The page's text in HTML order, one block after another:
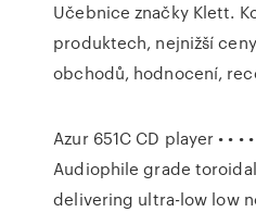
Učebnice značky Klett.
produktech, nejnižší
obchodů, hodnocení,
Azur 651C CD player • • •
Audiophile grade
delivering ultra-low low